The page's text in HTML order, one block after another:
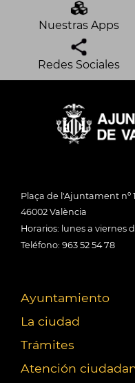
Nuestras Apps
Redes Sociales
Plaça de l'Ajuntament nº 1
46002 València
Horarios: lunes a viernes
Teléfono: 963 52 54 78
Ayuntamiento
La ciudad
Trámites
Atención